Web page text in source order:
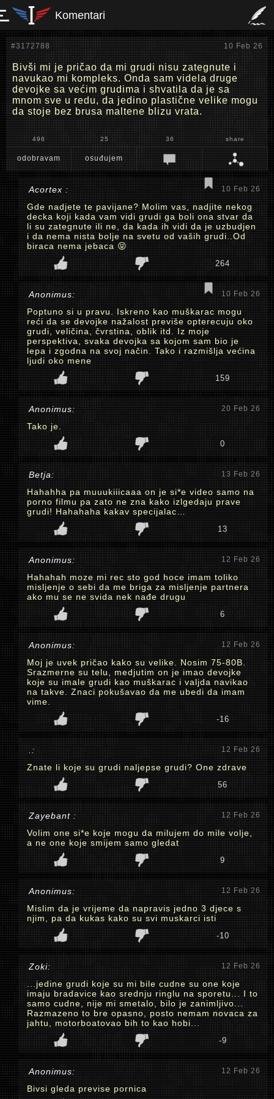
Komentari
#3172788 10 Feb 26
Bivši mi je pričao da mi grudi nisu zategnute i
navukao mi kompleks. Onda sam videla druge
devojke sa većim grudima i shvatila da je sa
mnom sve u redu, da jedino plastične velike mogu
da stoje bez brusa maltene blizu vrata.
496 25 36 share
odobravam osuđujem
Acortex : 10 Feb 26
Gde nadjete te pavijane? Molim vas, nadjite nekog
decka koji kada vam vidi grudi ga boli ona stvar da
li su zategnute ili ne, da kada ih vidi da je uzbudjen
i da nema nista bolje na svetu od vaših grudi..Od
biraca nema jebaca 😝
264
Anonimus: 10 Feb 26
Poptuno si u pravu. Iskreno kao muškarac mogu
reći da se devojke nažalost previše opterecuju oko
grudi, veličina, čvrstina, oblik itd. Iz moje
perspektiva, svaka devojka sa kojom sam bio je
lepa i zgodna na svoj način. Tako i razmišlja većina
ljudi oko mene
159
Anonimus: 20 Feb 26
Tako je.
0
Betja: 13 Feb 26
Hahahha pa muuukiiicaaa on je si*e video samo na
porno filmu pa zato ne zna kako izlgedaju prave
grudi! Hahahaha kakav specijalac…
13
Anonimus: 12 Feb 26
Hahahah moze mi rec sto god hoce imam toliko
misljenje o sebi da me briga za misljenje partnera
ako mu se ne svida nek nađe drugu
6
Anonimus: 12 Feb 26
Moj je uvek pričao kako su velike. Nosim 75-80B.
Srazmerne su telu, medjutim on je imao devojke
koje su imale grudi kao muškarac i valjda navikao
na takve. Znaci pokušavao da me ubedi da imam
vime.
-16
.: 12 Feb 26
Znate li koje su grudi naljepse grudi? One zdrave
56
Zayebant : 12 Feb 26
Volim one si*e koje mogu da milujem do mile volje,
a ne one koje smijem samo gledat
9
Anonimus: 12 Feb 26
Mislim da je vrijeme da napravis jedno 3 djece s
njim, pa da kukas kako su svi muskarci isti
-10
Zoki: 12 Feb 26
...jedine grudi koje su mi bile cudne su one koje
imaju bradavice kao srednju ringlu na sporetu... I to
samo cudne, nije mi smetalo, bilo je zanimljivo...
Razmazeno to bre opasno, posto nemam novaca za
jahtu, motorboatovao bih to kao hobi...
-9
Anonimus: 12 Feb 26
Bivsi gleda previse pornica